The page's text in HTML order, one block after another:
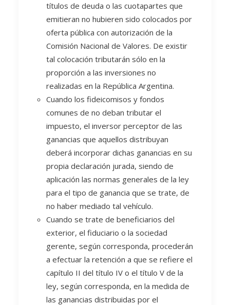
títulos de deuda o las cuotapartes que
emitieran no hubieren sido colocados por
oferta pública con autorización de la
Comisión Nacional de Valores. De existir
tal colocación tributarán sólo en la
proporción a las inversiones no
realizadas en la República Argentina.
Cuando los fideicomisos y fondos
comunes de no deban tributar el
impuesto, el inversor perceptor de las
ganancias que aquellos distribuyan
deberá incorporar dichas ganancias en su
propia declaración jurada, siendo de
aplicación las normas generales de la ley
para el tipo de ganancia que se trate, de
no haber mediado tal vehículo.
Cuando se trate de beneficiarios del
exterior, el fiduciario o la sociedad
gerente, según corresponda, procederán
a efectuar la retención a que se refiere el
capítulo II del título IV o el título V de la
ley, según corresponda, en la medida de
las ganancias distribuidas por el